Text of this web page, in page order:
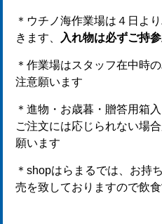
＊ウチノ海作業場は４日よ
きます、
入れ物は必ずご持
＊作業場はスタッフ在中時
注意願います
＊進物・お歳暮・贈答用箱
ご注文には応じられない場
願います
＊shopはらまるでは、お持
売を致しておりますので飲